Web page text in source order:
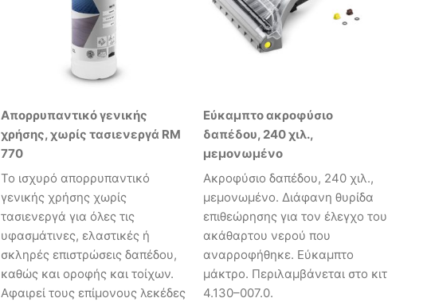
Απορρυπαντικό γενικής
χρήσης, χωρίς τασιενεργά RM
770
Το ισχυρό απορρυπαντικό
γενικής χρήσης χωρίς
τασιενεργά για όλες τις
υφασμάτινες, ελαστικές ή
σκληρές επιστρώσεις δαπέδου,
καθώς και οροφής και τοίχων.
Αφαιρεί τους επίμονους λεκέδες
Εύκαμπτο ακροφύσιο
δαπέδου, 240 χιλ.,
μεμονωμένο
Ακροφύσιο δαπέδου, 240 χιλ.,
μεμονωμένο. Διάφανη θυρίδα
επιθεώρησης για τον έλεγχο του
ακάθαρτου νερού που
αναρροφήθηκε. Εύκαμπτο
μάκτρο. Περιλαμβάνεται στο κιτ
4.130–007.0.